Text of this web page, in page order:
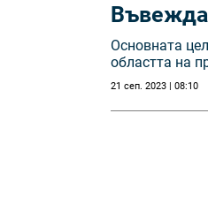
Въвежда
Основната
областта на
21 сеп. 2023 | 08:10